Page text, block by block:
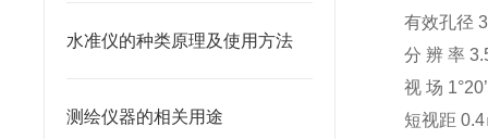
水准仪的种类原理及使用方法
测绘仪器的相关用途
有效孔径
分 辨 率
视 场
短视距